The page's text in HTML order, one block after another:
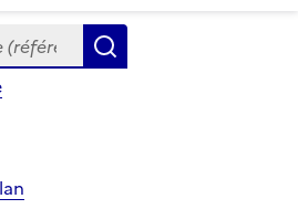
mots clés, partie du